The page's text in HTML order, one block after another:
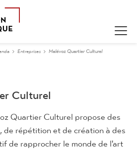
Entreprises Malévoz Quartier Culturel
Culturel
Quartier Culturel propose des
de répétition et de création à des
de rapprocher le monde de l'art